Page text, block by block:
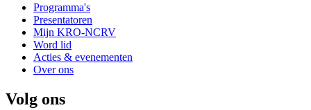
Programma's
Presentatoren
Mijn KRO-NCRV
Word lid
Acties & evenementen
Over ons
Volg ons